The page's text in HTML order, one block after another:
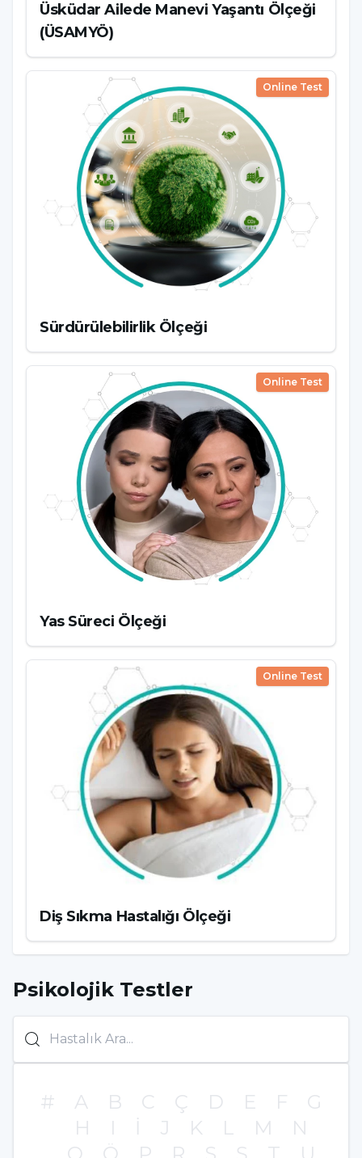
Üsküdar Ailede Manevi Yaşantı Ölçeği
(ÜSAMYÖ)
Online Test
Sürdürülebilirlik Ölçeği
Online Test
Yas Süreci Ölçeği
Online Test
Diş Sıkma Hastalığı Ölçeği
Psikolojik Testler
# A B C Ç D E F
G
H
I İ J K L M
N